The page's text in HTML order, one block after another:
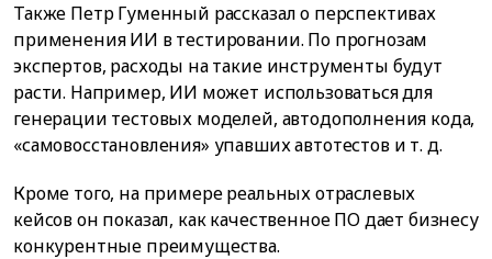
Также Петр Гуменный рассказал о перспективах
применения ИИ в тестировании. По прогнозам
экспертов, расходы на такие инструменты будут
расти. Например, ИИ может использоваться для
генерации тестовых моделей, автодополнения кода,
«самовосстановления» упавших автотестов и т. д.
Кроме того, на примере реальных отраслевых
кейсов он показал, как качественное ПО дает бизнесу
конкурентные преимущества.